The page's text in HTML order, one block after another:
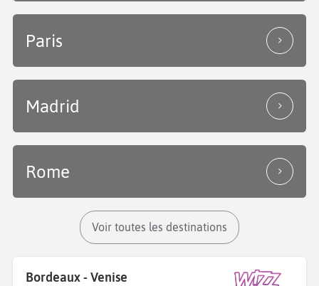
Paris
Madrid
Rome
Voir toutes les destinations
Bordeaux - Venise